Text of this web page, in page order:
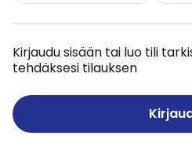
Kirjaudu sisään tai luo tili
tehdäksesi tilauksen